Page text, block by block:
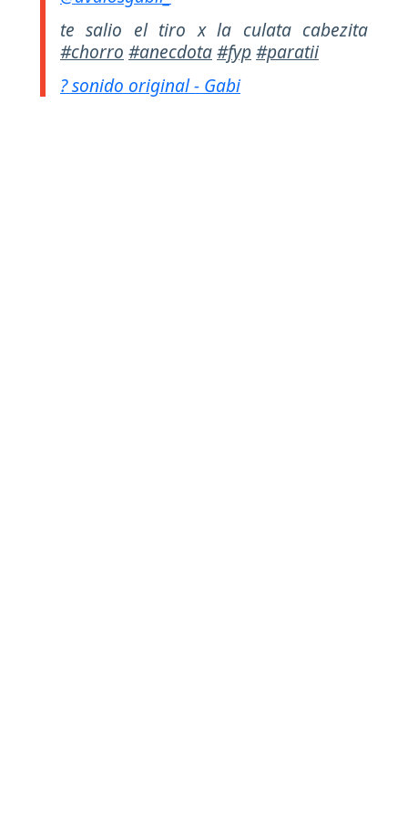
te salio el tiro x la culata cabezita
#chorro #anecdota#fyp#paratii
? sonido original - Gabi